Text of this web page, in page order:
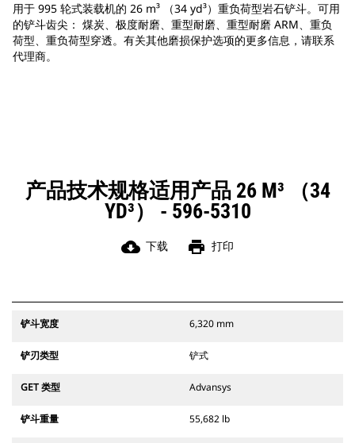
用于 995 轮式装载机的 26 m³ （34 yd³）重负荷型岩石铲斗。可用
的铲斗齿尖： 煤炭、极度耐磨、重型耐磨、重型耐磨 ARM、重负
荷型、重负荷型穿透。有关其他磨损保护选项的更多信息，请联系
代理商。
产品技术规格适用产品 26 M³ （34
YD³） - 596-5310
cloud_download 下载 print 打印
铲斗宽度 6,320 mm
铲刃类型 铲式
GET 类型 Advansys
铲斗重量 55,682 lb